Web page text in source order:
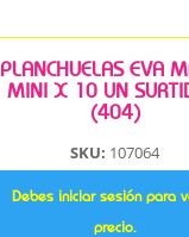
PLANCHUELAS EVA
MINI X 10 UN
(404)
SKU: 107064
Debes iniciar sesión para
precio.